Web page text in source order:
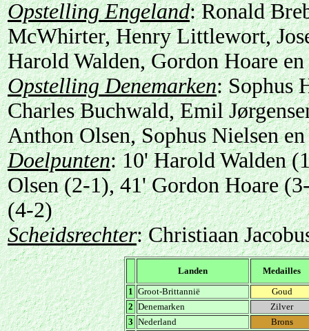
Opstelling Engeland: Ronald
McWhirter, Henry Littlewort,
Harold Walden, Gordon Hoare
Opstelling Denemarken: Sophus
Charles Buchwald, Emil
Anthon Olsen, Sophus Nielsen
Doelpunten: 10' Harold Walden
Olsen (2-1), 41' Gordon Hoare
(4-2)
Scheidsrechter: Christiaan
Landen
Medailles
1 Groot-Brittannië
Goud
2 Denemarken
Zilver
3 Nederland
Brons